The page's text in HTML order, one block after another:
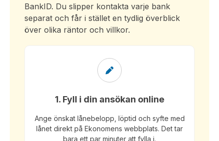
BankID. Du slipper kontakta varje bank
separat och får i stället en tydlig överblick
över olika räntor och villkor.
1. Fyll i din ansökan online
Ange önskat lånebelopp, löptid och syfte med
lånet direkt på Ekonomens webbplats. Det tar
bara ett par minuter att fylla i.